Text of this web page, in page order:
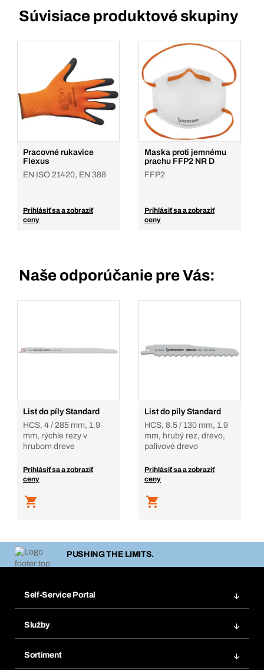
Súvisiace produktové skupiny
Pracovné rukavice
Flexus
EN ISO 21420, EN 388
Prihlásiť sa a zobraziť
ceny
Maska proti jemnému
prachu FFP2 NR D
FFP2
Prihlásiť sa a zobraziť
ceny
Naše odporúčanie pre Vás:
List do píly Standard
HCS, 4 / 285 mm, 1.9
mm, rýchle rezy v
hrubom dreve
Prihlásiť sa a zobraziť
ceny
List do píly Standard
HCS, 8.5 / 130 mm, 1.9
mm, hrubý rez, drevo,
palivové drevo
Prihlásiť sa a zobraziť
ceny
PUSHING THE LIMITS.
Self-Service Portal
Obľúbené
Služby
Sortiment